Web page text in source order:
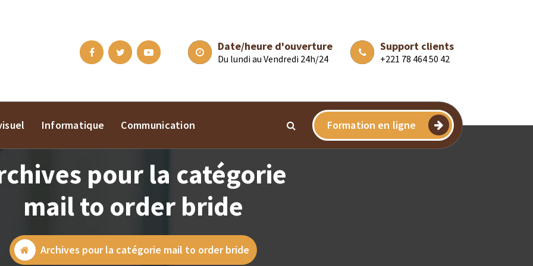
Date/heure d'ouverture
Du lundi au Vendredi 24h/24
Support clients
+221 78 464 50 42
Informatique Communication Formation en ligne
pour la catégorie
mail to order bride
Archives pour la catégorie mail to order bride